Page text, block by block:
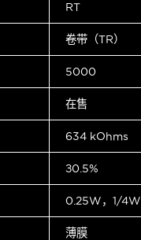
RT
卷带（TR）
5000
在售
634 kOhms
±0.5%
0.25W，1/4W
薄膜